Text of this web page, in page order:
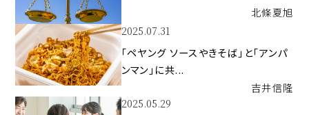
北條夏旭
2025.07.31
「ペヤング ソースやきそば」と「アンパ
ンマン」に共...
吉井信隆
2025.05.29